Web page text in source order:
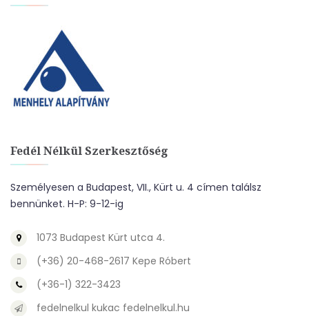
Fedél Nélkül Szerkesztőség
Személyesen a Budapest, VII., Kürt u. 4 címen találsz
bennünket. H-P: 9-12-ig
1073 Budapest Kürt utca 4.
(+36) 20-468-2617 Kepe Róbert
(+36-1) 322-3423
fedelnelkul kukac fedelnelkul.hu